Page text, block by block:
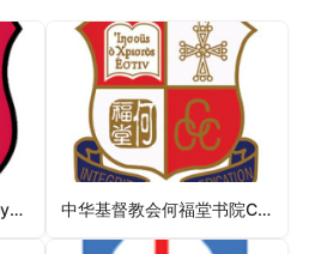
拔萃男书院Diocesan Boys’ School（九龙城区中学） 中华基督教会何福堂书院CCC Hoh Fuk Tong College（屯门区中学）